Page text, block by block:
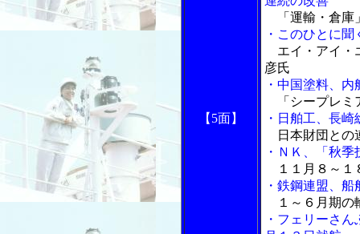
【5面】
「運輸・倉庫
・このひとに
エイ・アイ・
彦氏
・中国塗料、
「シープレミ
・日舶工、長
日本財団との
・ＮＫ、「秋
１１月８～１
・鉄鋼連盟、
１～６月期の
・フェリーさ